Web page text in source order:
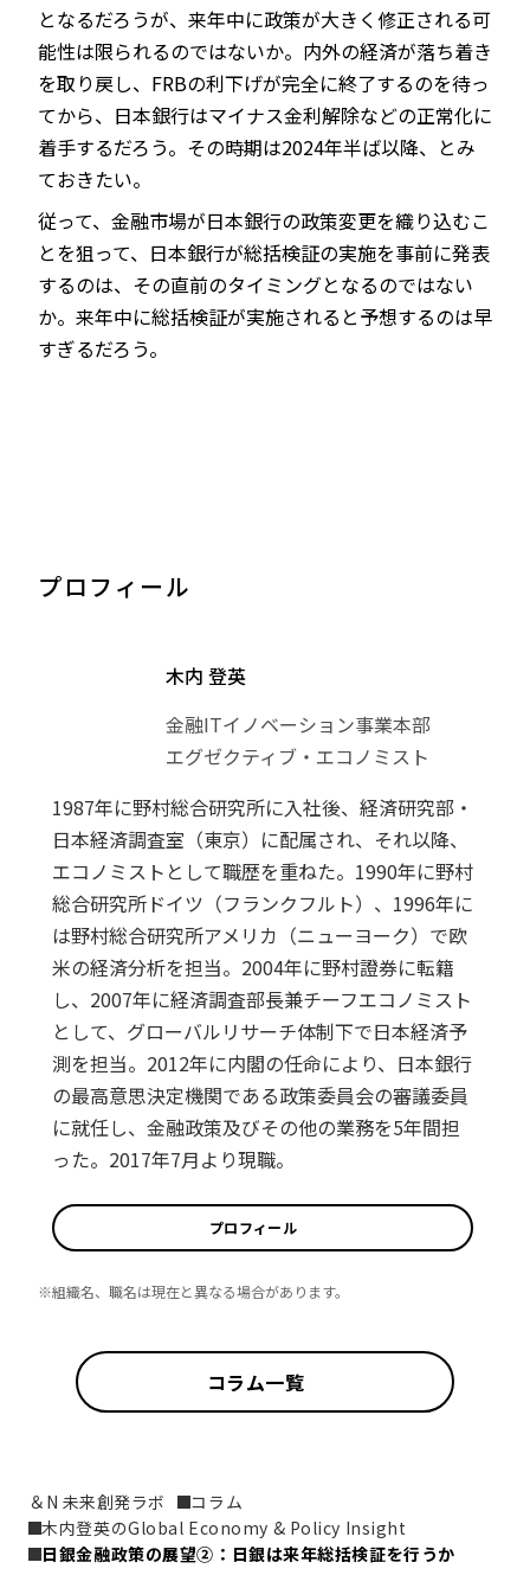
となるだろうが、来年中に政策が大きく修正される可
能性は限られるのではないか。内外の経済が落ち着き
を取り戻し、FRBの利下げが完全に終了するのを待っ
てから、日本銀行はマイナス金利解除などの正常化に
着手するだろう。その時期は2024年半ば以降、とみ
ておきたい。
従って、金融市場が日本銀行の政策変更を織り込むこ
とを狙って、日本銀行が総括検証の実施を事前に発表
するのは、その直前のタイミングとなるのではない
か。来年中に総括検証が実施されると予想するのは早
すぎるだろう。
プロフィール
木内 登英
金融ITイノベーション事業本部
エグゼクティブ・エコノミスト
1987年に野村総合研究所に入社後、経済研究部・
日本経済調査室（東京）に配属され、それ以降、
エコノミストとして職歴を重ねた。1990年に野村
総合研究所ドイツ（フランクフルト）、1996年に
は野村総合研究所アメリカ（ニューヨーク）で欧
米の経済分析を担当。2004年に野村證券に転籍
し、2007年に経済調査部長兼チーフエコノミスト
として、グローバルリサーチ体制下で日本経済予
測を担当。2012年に内閣の任命により、日本銀行
の最高意思決定機関である政策委員会の審議委員
に就任し、金融政策及びその他の業務を5年間担
った。2017年7月より現職。
プロフィール
※組織名、職名は現在と異なる場合があります。
コラム一覧
＆N 未来創発ラボ
コラム
木内登英のGlobal Economy & Policy Insight
日銀金融政策の展望②：日銀は来年総括検証を行うか